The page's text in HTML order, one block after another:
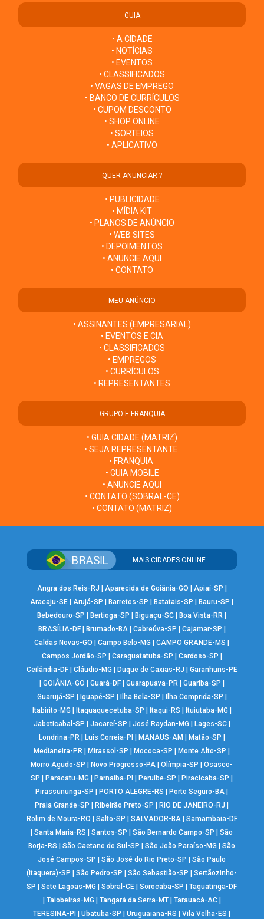
GUIA
• A CIDADE
• NOTÍCIAS
• EVENTOS
• CLASSIFICADOS
• VAGAS DE EMPREGO
• BANCO DE CURRÍCULOS
• CUPOM DESCONTO
• SHOP ONLINE
• SORTEIOS
• APLICATIVO
QUER ANUNCIAR ?
• PUBLICIDADE
• MÍDIA KIT
• PLANOS DE ANÚNCIO
• WEB SITES
• DEPOIMENTOS
• ANUNCIE AQUI
• CONTATO
MEU ANÚNCIO
• ASSINANTES (EMPRESARIAL)
• EVENTOS E CIA
• CLASSIFICADOS
• EMPREGOS
• CURRÍCULOS
• REPRESENTANTES
GRUPO E FRANQUIA
• GUIA CIDADE (MATRIZ)
• SEJA REPRESENTANTE
• FRANQUIA
• GUIA MOBILE
• ANUNCIE AQUI
• CONTATO (SOBRAL-CE)
• CONTATO (MATRIZ)
MAIS CIDADES ONLINE
Angra dos Reis-RJ Aparecida de Goiânia-GO Apiaí-SP
Aracaju-SE |Arujá-SP Barretos-SP Batatais-SP Bauru-SP
Bebedouro-SP
Bertioga-SP Biguaçu-SC Boa Vista-RR
BRASÍLIA-DF| Brumado-BA| Cabreúva-SP Cajamar-SP
Caldas Novas-GO
|Campo Belo-MG |CAMPO GRANDE-MS
Campos Jordão-SP
Caraguatatuba-SP Cardoso-SP
Ceilândia-DF| Cláudio-MG Duque de Caxias-RJ
Garanhuns-PE
GOIÂNIA-GO Guará-DF| Guarapuava-PR| Guariba-SP
Guarujá-SP
Iguapé-SP Ilha Bela-SP Ilha Comprida-SP
Itabirito-MG
Itaquaquecetuba-SP Itaqui-RS Ituiutaba-MG
Jaboticabal-SP
Jacareí-SP José Raydan-MG Lages-SC|
Londrina-PR| Luís Correia-PI MANAUS-AM Matão-SP
Medianeira-PR
Mirassol-SP Mococa-SP Monte Alto-SP
Morro Agudo-SP
Novo Progresso-PA |Olímpia-SP |Osasco-
SP
Paracatu-MG Parnaíba-PI Peruíbe-SP Piracicaba-SP
Pirassununga-SP
PORTO ALEGRE-RS Porto Seguro-BA
Praia Grande-SP
Ribeirão Preto-SP RIO DE JANEIRO-RJ
Rolim de Moura-RO
Salto-SP SALVADOR-BA| Samambaia-DF
|Santa Maria-RS |Santos-SP |São Bernardo Campo-SP |São
Borja-RS
|São Caetano do Sul-SP |São João Paraíso-MG |São
José Campos-SP
|São José do Rio Preto-SP |São Paulo
(Itaquera)-SP
|São Pedro-SP |São Sebastião-SP |Sertãozinho-
SP
|Sete Lagoas-MG |Sobral-CE |Sorocaba-SP |Taguatinga-DF
Taiobeiras-MG Tangará da Serra-MT| Tarauacá-AC|
TERESINA-PI
|Ubatuba-SP |Uruguaiana-RS |Vila Velha-ES